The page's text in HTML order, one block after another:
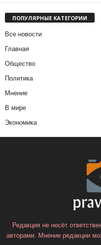
ПОПУЛЯРНЫЕ КАТЕГОРИИ
Все новости
Главная
Общество
Политика
Мнение
В мире
Экономика
Редакция не несёт
авторами. Мнение редакции